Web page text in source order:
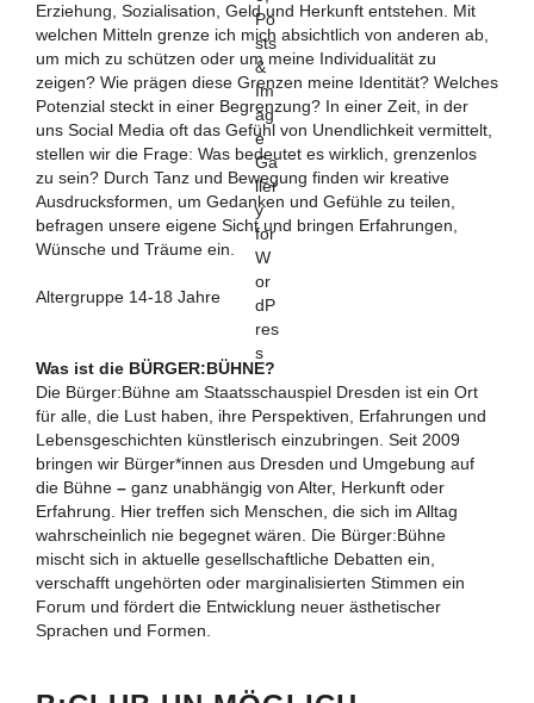
Erziehung, Sozialisation, Geld und Herkunft entstehen. Mit
welchen Mitteln grenze ich mich absichtlich von anderen ab,
um mich zu schützen oder um meine Individualität zu
zeigen? Wie prägen diese Grenzen meine Identität? Welches
Potenzial steckt in einer Begrenzung? In einer Zeit, in der
uns Social Media oft das Gefühl von Unendlichkeit vermittelt,
stellen wir die Frage: Was bedeutet es wirklich, grenzenlos
zu sein? Durch Tanz und Bewegung finden wir kreative
Ausdrucksformen, um Gedanken und Gefühle zu teilen,
befragen unsere eigene Sicht und bringen Erfahrungen,
Wünsche und Träume ein.
Altergruppe 14-18 Jahre
Was ist die BÜRGER:BÜHNE?
Die Bürger:Bühne am Staatsschauspiel Dresden ist ein Ort
für alle, die Lust haben, ihre Perspektiven, Erfahrungen und
Lebensgeschichten künstlerisch einzubringen. Seit 2009
bringen wir Bürger*innen aus Dresden und Umgebung auf
die Bühne – ganz unabhängig von Alter, Herkunft oder
Erfahrung. Hier treffen sich Menschen, die sich im Alltag
wahrscheinlich nie begegnet wären. Die Bürger:Bühne
mischt sich in aktuelle gesellschaftliche Debatten ein,
verschafft ungehörten oder marginalisierten Stimmen ein
Forum und fördert die Entwicklung neuer ästhetischer
Sprachen und Formen.